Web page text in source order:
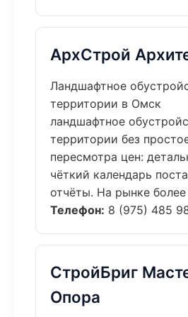
АрхСтрой
Ландшафтное
территории в Омск
ландшафтное
территории без
пересмотра цен:
чёткий календарь
отчёты. На рынке более
Телефон: 8 (975) 485
СтройБриг
Опора